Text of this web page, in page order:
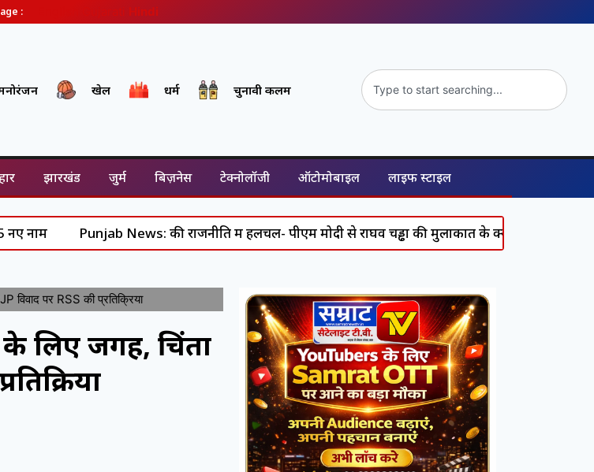
: Hindi
खेल धर्म चुनावी कलम
झारखंड जुर्म बिज़नेस टेक्नोलॉजी ऑटोमोबाइल लाइफ स्टाइल
News: की राजनीति में हलचल- पीएम मोदी से राघव चड्ढा की मुलाकात के क्या हैं सियासी मायने?
पर RSS की प्रतिक्रिया
लिए जगह, चिंता